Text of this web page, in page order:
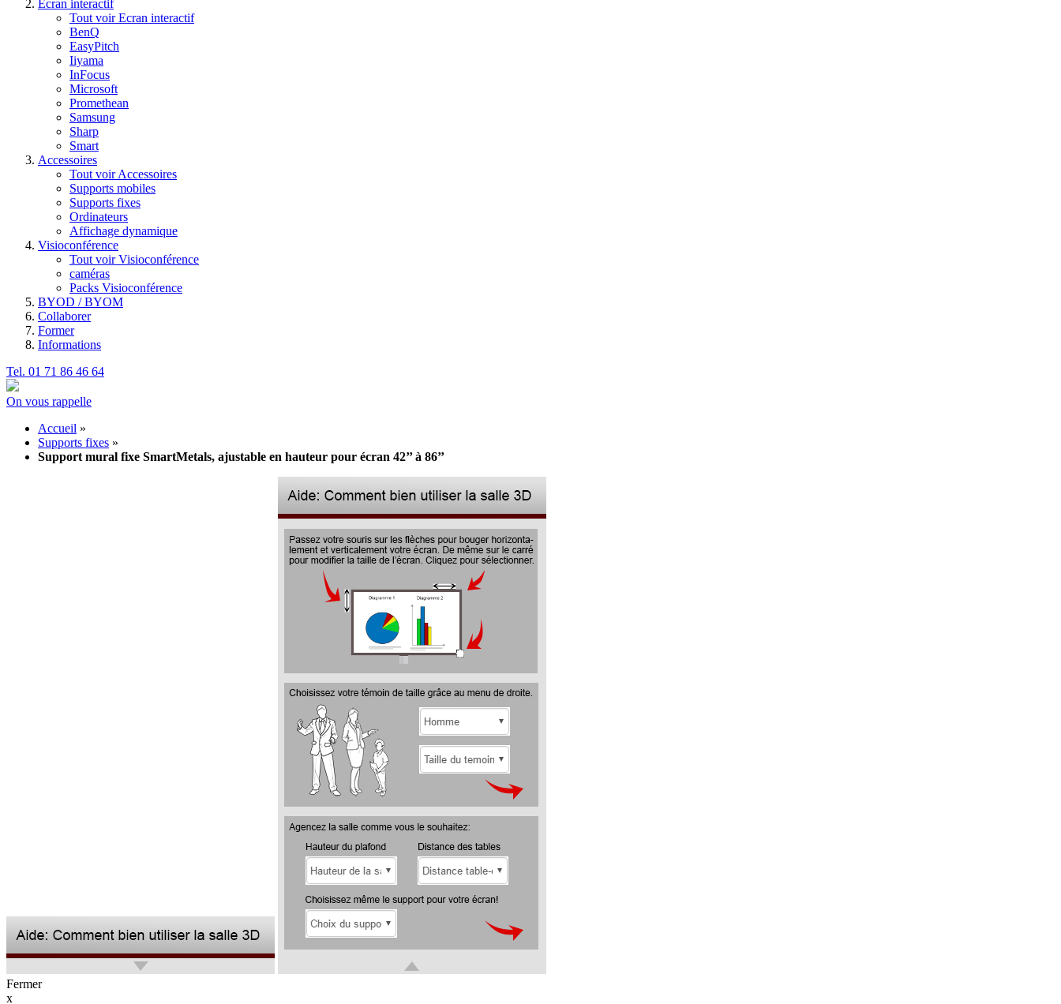
Ecran interactif
Tout voir Ecran interactif
BenQ
EasyPitch
Iiyama
InFocus
Microsoft
Promethean
Samsung
Sharp
Smart
Accessoires
Tout voir Accessoires
Supports mobiles
Supports fixes
Ordinateurs
Affichage dynamique
Visioconférence
Tout voir Visioconférence
caméras
Packs Visioconférence
BYOD / BYOM
Collaborer
Former
Informations
Tel. 01 71 86 46 64
On vous rappelle
Accueil »
Supports fixes »
Support mural fixe SmartMetals, ajustable en hauteur pour écran 42’’ à 86’’
Fermer
x